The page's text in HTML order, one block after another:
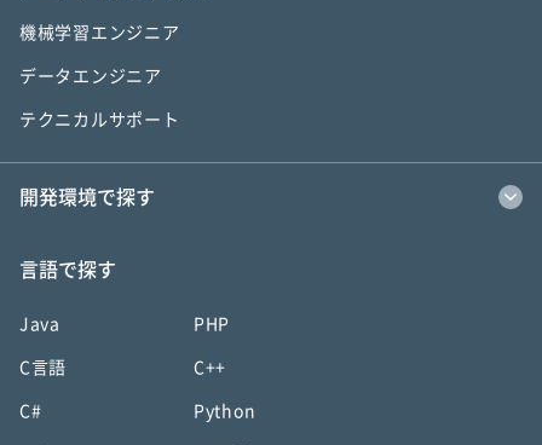
機械学習エンジニア
データエンジニア
テクニカルサポート
開発環境で探す
言語で探す
Java PHP
C言語 C++
C# Python